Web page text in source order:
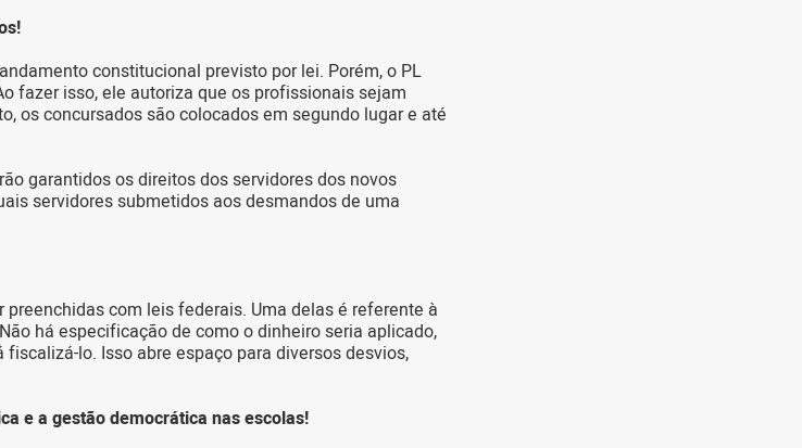
constitucional previsto por lei. Porém, o PL
fazer isso, ele autoriza que os profissionais sejam
os concursados são colocados em segundo lugar e até
garantidos os direitos dos servidores dos novos
servidores submetidos aos desmandos de uma
com leis federais. Uma delas é referente à
há especificação de como o dinheiro seria aplicado,
lo. Isso abre espaço para diversos desvios,
e a gestão democrática nas escolas!